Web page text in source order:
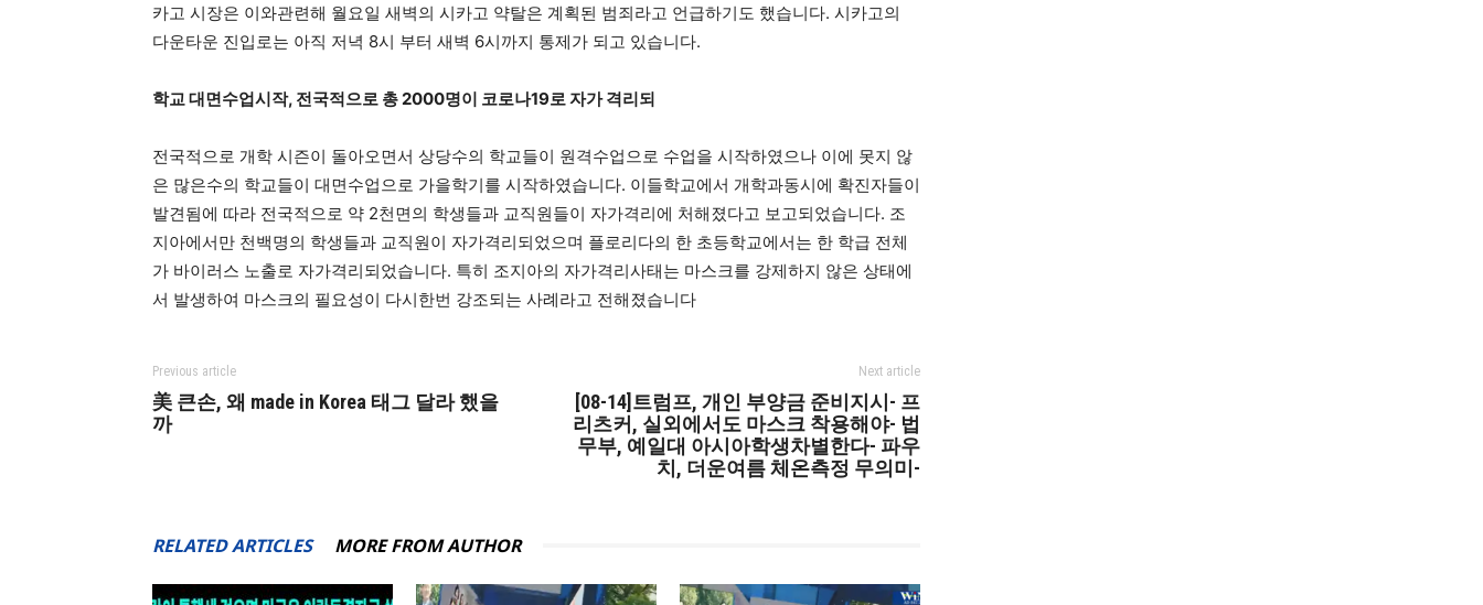
카고 시장은 이와관련해 월요일 새벽의 시카고 약탈은 계획된 범죄라고 언급하기도 했습니다. 시카고의
다운타운 진입로는 아직 저녁 8시 부터 새벽 6시까지 통제가 되고 있습니다.
학교 대면수업시작, 전국적으로 총 2000명이 코로나19로 자가 격리되
전국적으로 개학 시즌이 돌아오면서 상당수의 학교들이 원격수업으로 수업을 시작하였으나 이에 못지 않
은 많은수의 학교들이 대면수업으로 가을학기를 시작하였습니다. 이들학교에서 개학과동시에 확진자들이
발견됨에 따라 전국적으로 약 2천면의 학생들과 교직원들이 자가격리에 처해졌다고 보고되었습니다. 조
지아에서만 천백명의 학생들과 교직원이 자가격리되었으며 플로리다의 한 초등학교에서는 한 학급 전체
가 바이러스 노출로 자가격리되었습니다. 특히 조지아의 자가격리사태는 마스크를 강제하지 않은 상태에
서 발생하여 마스크의 필요성이 다시한번 강조되는 사례라고 전해졌습니다
Previous article
美 큰손, 왜 made in Korea 태그 달라 했을
까
Next article
[08-14]트럼프, 개인 부양금 준비지시- 프
리츠커, 실외에서도 마스크 착용해야- 법
무부, 예일대 아시아학생차별한다- 파우
치, 더운여름 체온측정 무의미-
RELATED ARTICLES MORE FROM AUTHOR